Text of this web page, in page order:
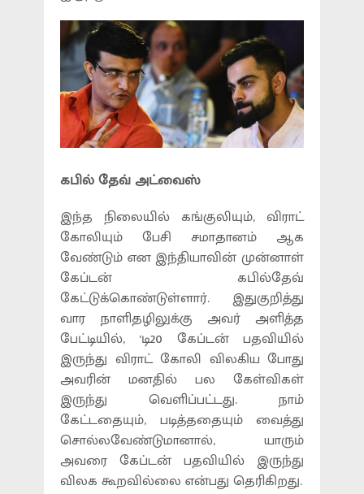
கபில் தேவ் அட்வைஸ்
இந்த நிலையில் கங்குலியும், விராட்
கோலியும் பேசி சமாதானம் ஆக
வேண்டும் என இந்தியாவின் முன்னாள்
கேப்டன் கபில்தேவ்
கேட்டுக்கொண்டுள்ளார். இதுகுறித்து
வார நாளிதழிலுக்கு அவர் அளித்த
பேட்டியில், ‘டி20 கேப்டன் பதவியில்
இருந்து விராட் கோலி விலகிய போது
அவரின் மனதில் பல கேள்விகள்
இருந்து வெளிப்பட்டது. நாம்
கேட்டதையும், படித்ததையும் வைத்து
சொல்லவேண்டுமானால், யாரும்
அவரை கேப்டன் பதவியில் இருந்து
விலக கூறவில்லை என்பது தெரிகிறது.